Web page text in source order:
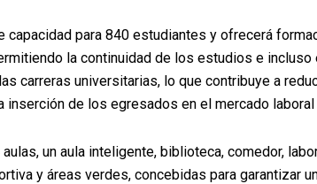
capacidad para 840 estudiantes y ofrecerá
la continuidad de los estudios e incluso
carreras universitarias, lo que contribuye a
inserción de los egresados en el mercado laboral
un aula inteligente, biblioteca, comedor,
y áreas verdes, concebidas para garantizar